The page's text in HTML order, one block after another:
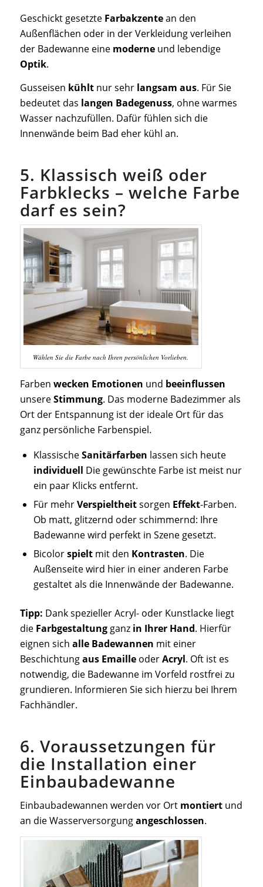
Geschickt gesetzte Farbakzentean den
Außenflächen oder in der Verkleidung verleihen
der Badewanne eine moderneund lebendige
Optik.
Gusseisen kühltnur sehr langsam aus. Für Sie
bedeutet das langen Badegenuss, ohne warmes
Wasser nachzufüllen. Dafür fühlen sich die
Innenwände beim Bad eher kühl an.
5. Klassisch weiß oder
Farbklecks – welche Farbe
darf es sein?
Wählen Sie die Farbe nach Ihren persönlichen Vorlieben.
Farben wecken Emotionen und beeinflussen
unsereStimmung. Das moderne Badezimmer als
Ort der Entspannung ist der ideale Ort für das
ganz persönliche Farbenspiel.
KlassischeSanitärfarben lassen sich heute
individuell Die gewünschte Farbe ist meist nur
ein paar Klicks entfernt.
Für mehrVerspieltheitsorgen Effekt-Farben.
Ob matt, glitzernd oder schimmernd: Ihre
Badewanne wird perfekt in Szene gesetzt.
Bicolorspieltmit den Kontrasten. Die
Außenseite wird hier in einer anderen Farbe
gestaltet als die Innenwände der Badewanne.
Tipp: Dank spezieller Acryl- oder Kunstlacke liegt
die Farbgestaltungganz in Ihrer Hand. Hierfür
eignen sich alle Badewannen mit einer
Beschichtungaus EmailleoderAcryl. Oft ist es
notwendig, die Badewanne im Vorfeld rostfrei zu
grundieren. Informieren Sie sich hierzu bei Ihrem
Fachhändler.
6. Voraussetzungen für
die Installation einer
Einbaubadewanne
Einbaubadewannen werden vor Ort montiertund
an die Wasserversorgungangeschlossen.